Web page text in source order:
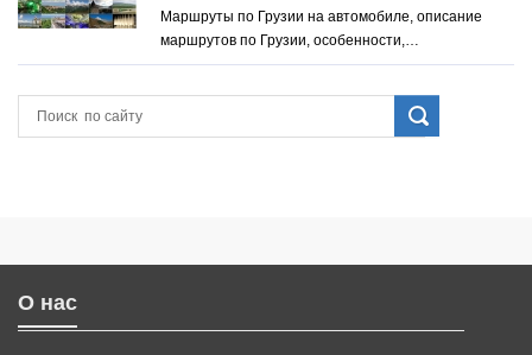
Маршруты по Грузии на автомобиле, описание
маршрутов по Грузии, особенности,…
О нас